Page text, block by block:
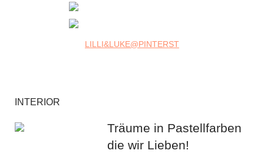
LILLI&LUKE@PINTERST
INTERIOR
Träume in Pastellfarben
die wir Lieben!